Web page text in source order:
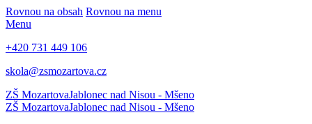
Rovnou na obsah Rovnou na menu
Menu
+420 731 449 106
skola@zsmozartova.cz
ZŠ MozartovaJablonec nad Nisou - Mšeno
ZŠ MozartovaJablonec nad Nisou - Mšeno